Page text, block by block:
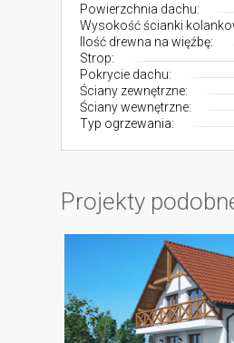
Powierzchnia dachu:
Wysokość ścianki
Ilość drewna na więźbę:
Strop:
Pokrycie dachu:
Ściany zewnętrzne:
Ściany wewnętrzne:
Typ ogrzewania:
Projekty